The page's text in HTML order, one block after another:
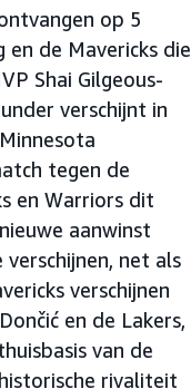
op 5
de Mavericks die
Shai Gilgeous-
verschijnt in
tegen de
en Warriors dit
aanwinst
net als
verschijnen
en de Lakers,
van de
rivaliteit